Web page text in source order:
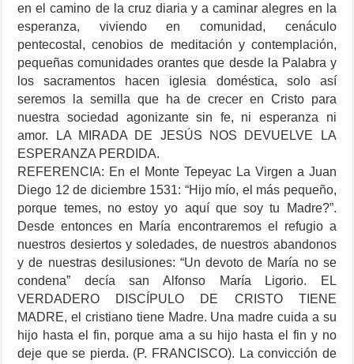
en el camino de la cruz diaria y a caminar alegres en la
esperanza, viviendo en comunidad, cenáculo
pentecostal, cenobios de meditación y contemplación,
pequeñas comunidades orantes que desde la Palabra y
los sacramentos hacen iglesia doméstica, solo así
seremos la semilla que ha de crecer en Cristo para
nuestra sociedad agonizante sin fe, ni esperanza ni
amor. LA MIRADA DE JESÚS NOS DEVUELVE LA
ESPERANZA PERDIDA.
REFERENCIA: En el Monte Tepeyac La Virgen a Juan
Diego 12 de diciembre 1531: “Hijo mío, el más pequeño,
porque temes, no estoy yo aquí que soy tu Madre?”.
Desde entonces en María encontraremos el refugio a
nuestros desiertos y soledades, de nuestros abandonos
y de nuestras desilusiones: “Un devoto de María no se
condena” decía san Alfonso María Ligorio. EL
VERDADERO DISCÍPULO DE CRISTO TIENE
MADRE, el cristiano tiene Madre. Una madre cuida a su
hijo hasta el fin, porque ama a su hijo hasta el fin y no
deje que se pierda. (P. FRANCISCO). La convicción de